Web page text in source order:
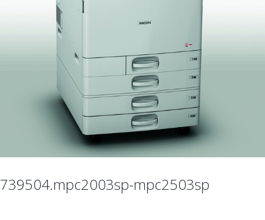
739504.mpc2003sp-mpc2503sp